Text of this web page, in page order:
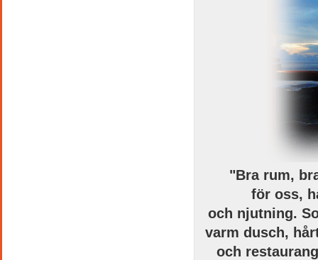
"Bra rum,
för oss,
och njutning.
varm dusch,
och